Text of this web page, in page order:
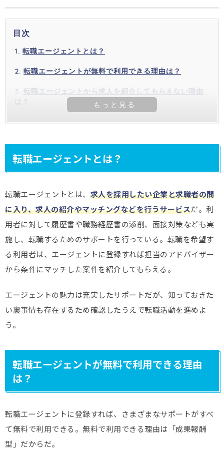
目次
転職エージェントとは？
転職エージェントが無料で利用できる理由は？
転職エージェントから求人を紹介してもらえない理由
転職エージェントとは？
転職エージェントとは、 求人を採用したい企業と求職者の間
に入り、求人の紹介やマッチングなどを行うサービスだ。利
用者に対して履歴書や職務経歴書の添削、面接対策なども実
施し、転職するためのサポートを行っている。転職を希望す
る利用者は、エージェントに登録すれば担当のアドバイザー
から条件にマッチした案件を紹介してもらえる。
エージェントの魅力は充実したサポートだが、知っておきた
い裏事情も存在するため確認したうえで転職活動を進めよ
う。
転職エージェントが無料で利用できる理由
は？
転職エージェントに登録すれば、さまざまなサポートがすべ
て無料で利用できる。無料で利用できる理由は「成果報酬
型」だからだ。